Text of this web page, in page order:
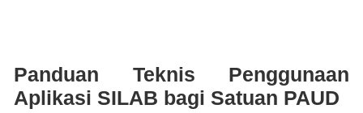
Panduan Teknis Penggunaan
Aplikasi SILAB bagi Satuan PAUD